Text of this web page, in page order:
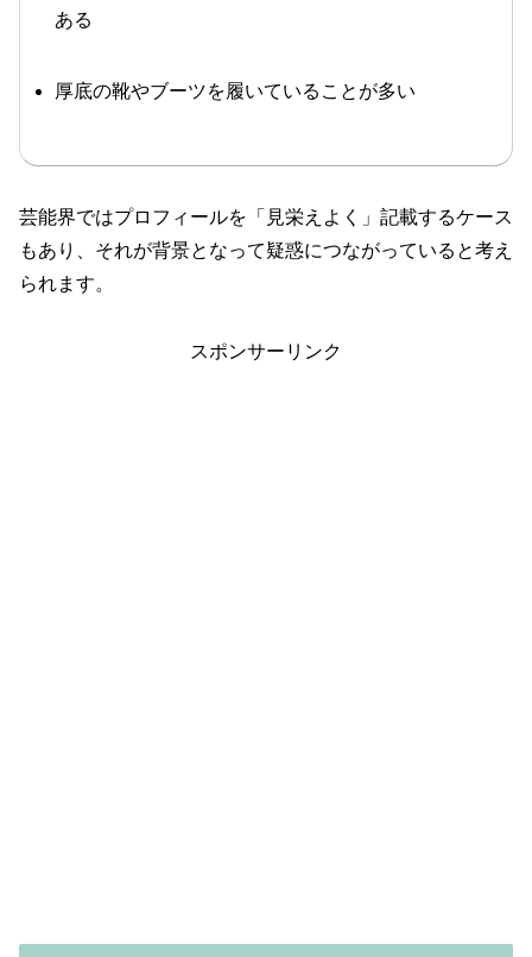
ある
厚底の靴やブーツを履いていることが多い
芸能界ではプロフィールを「見栄えよく」記載するケース
もあり、それが背景となって疑惑につながっていると考え
られます。
スポンサーリンク